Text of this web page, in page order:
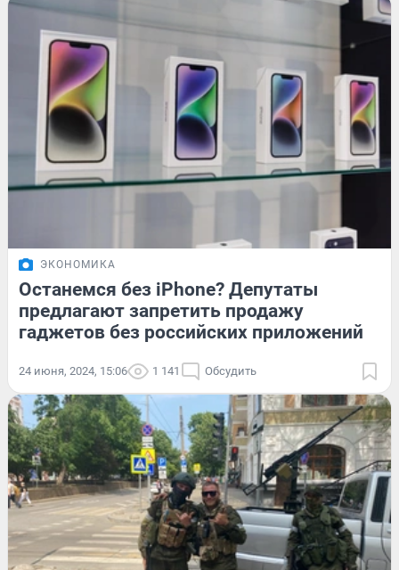
ЭКОНОМИКА
Останемся без iPhone? Депутаты
предлагают запретить продажу
гаджетов без российских приложений
24 июня, 2024, 15:06 1 141 Обсудить